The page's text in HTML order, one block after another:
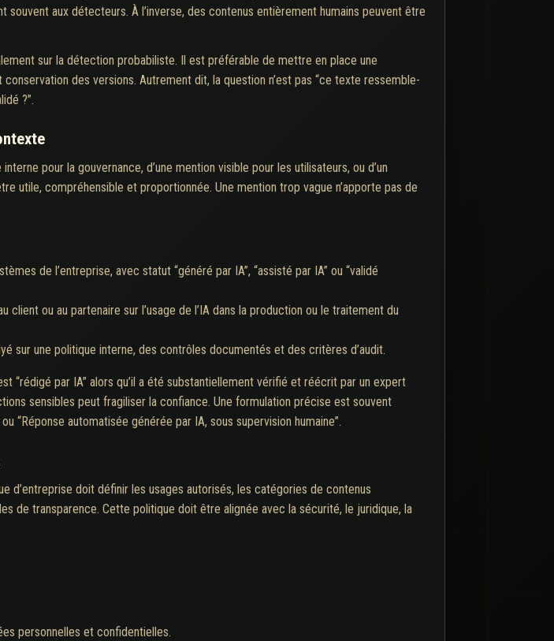
aux détecteurs. À l’inverse, des contenus entièrement humains peuvent être
sur la détection probabiliste. Il est préférable de mettre en place une
des versions. Autrement dit, la question n’est pas “ce texte ressemble-
?”.
pour la gouvernance, d’une mention visible pour les utilisateurs, ou d’un
utile, compréhensible et proportionnée. Une mention trop vague n’apporte pas de
de l’entreprise, avec statut “généré par IA”, “assisté par IA” ou “validé
client ou au partenaire sur l’usage de l’IA dans la production ou le traitement du
sur une politique interne, des contrôles documentés et des critères d’audit.
“rédigé par IA” alors qu’il a été substantiellement vérifié et réécrit par un expert
sensibles peut fragiliser la confiance. Une formulation précise est souvent
“Réponse automatisée générée par IA, sous supervision humaine”.
d’entreprise doit définir les usages autorisés, les catégories de contenus
de transparence. Cette politique doit être alignée avec la sécurité, le juridique, la
personnelles et confidentielles.